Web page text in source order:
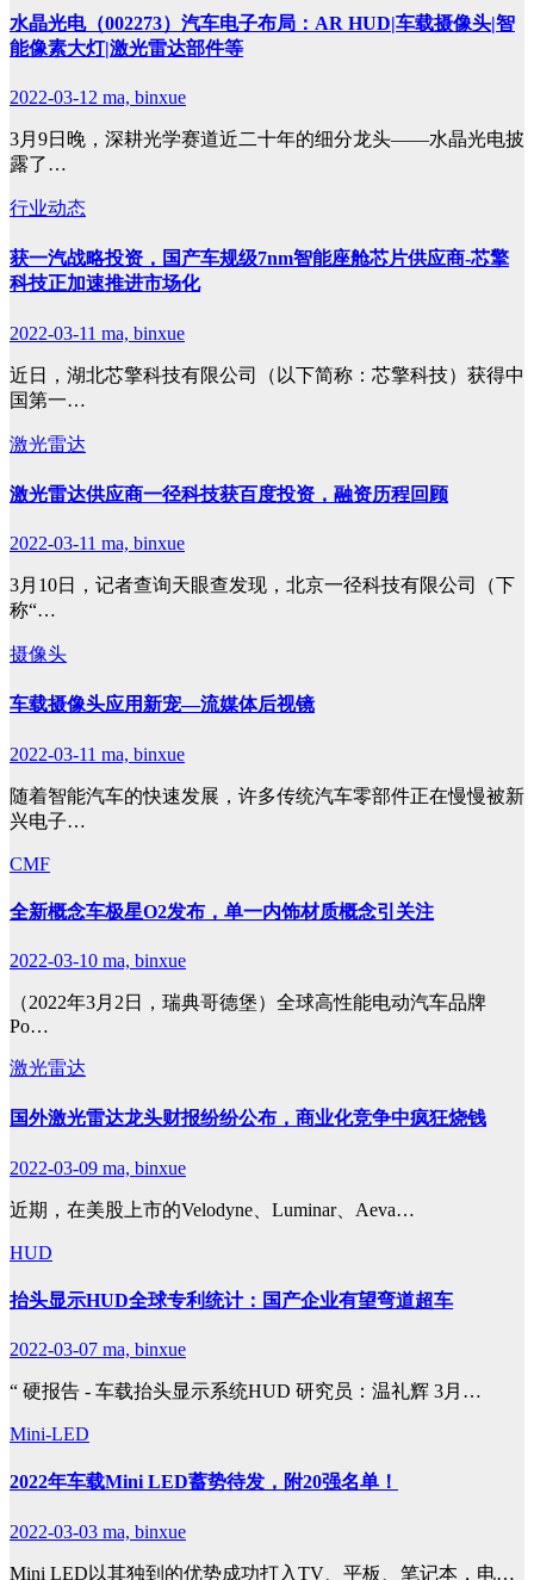
水晶光电（002273）汽车电子布局：AR HUD|车载摄像头|智
能像素大灯|激光雷达部件等
2022-03-12 ma, binxue
3月9日晚，深耕光学赛道近二十年的细分龙头——水晶光电披
露了…
行业动态
获一汽战略投资，国产车规级7nm智能座舱芯片供应商-芯擎
科技正加速推进市场化
2022-03-11 ma, binxue
近日，湖北芯擎科技有限公司（以下简称：芯擎科技）获得中
国第一…
激光雷达
激光雷达供应商一径科技获百度投资，融资历程回顾
2022-03-11 ma, binxue
3月10日，记者查询天眼查发现，北京一径科技有限公司（下
称“…
摄像头
车载摄像头应用新宠—流媒体后视镜
2022-03-11 ma, binxue
随着智能汽车的快速发展，许多传统汽车零部件正在慢慢被新
兴电子…
CMF
全新概念车极星O2发布，单一内饰材质概念引关注
2022-03-10 ma, binxue
（2022年3月2日，瑞典哥德堡）全球高性能电动汽车品牌
Po…
激光雷达
国外激光雷达龙头财报纷纷公布，商业化竞争中疯狂烧钱
2022-03-09 ma, binxue
近期，在美股上市的Velodyne、Luminar、Aeva…
HUD
抬头显示HUD全球专利统计：国产企业有望弯道超车
2022-03-07 ma, binxue
“ 硬报告 - 车载抬头显示系统HUD 研究员：温礼辉 3月…
Mini-LED
2022年车载Mini LED蓄势待发，附20强名单！
2022-03-03 ma, binxue
Mini LED以其独到的优势成功打入TV、平板、笔记本，电…